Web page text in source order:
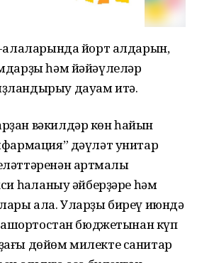
йорт алдарын,
һәм йәйәүлеләр
дауам итә.
вәкилдәр көн һайын
дәүләт унитар
артмаҡлы
һаҡланыу әйберҙәре һәм
ала. Уларҙы биреү июндә
бюджетынан күп
дөйөм милекте санитар